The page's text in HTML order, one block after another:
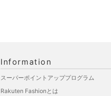
Information
スーパーポイントアッププログラム
Rakuten Fashionとは